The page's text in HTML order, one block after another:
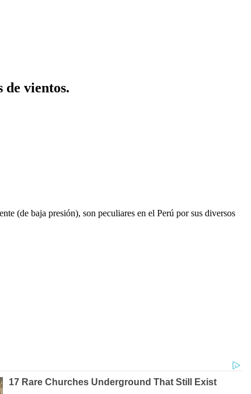
de vientos.
(de baja presión), son peculiares en el Perú por sus diversos